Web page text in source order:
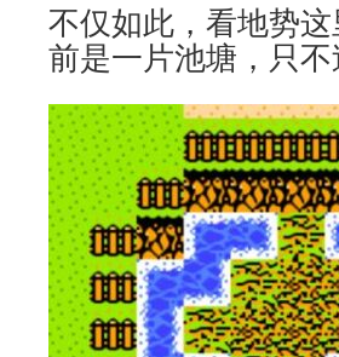
不仅如此，看地势
前是一片池塘，只